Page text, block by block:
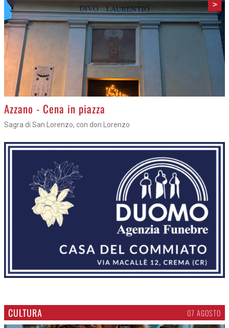
>
Azzano - Cena in piazza
Sagra di San Lorenzo, con don Lorenzo
CULTURA 07 AGOSTO